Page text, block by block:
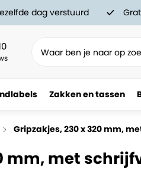
dag verstuurd
Zakken en tassen
Gripzakjes, 230 x 320 mm,
mm, met